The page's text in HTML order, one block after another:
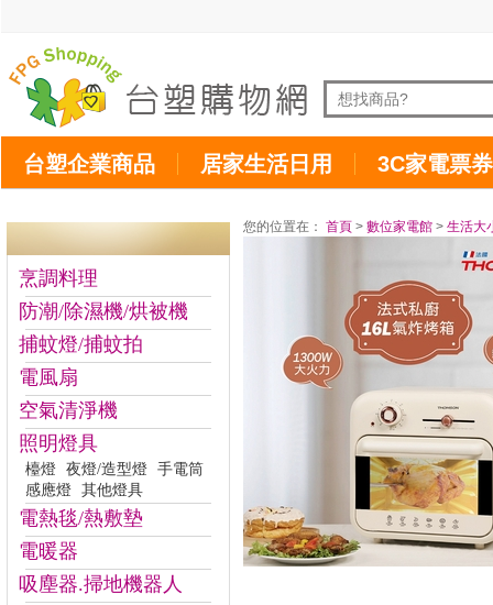
台塑企業商品 居家生活日用 3C家電票券
烹調料理
防潮/除濕機/烘被機
捕蚊燈/捕蚊拍
電風扇
空氣清淨機
照明燈具
檯燈 夜燈/造型燈 手電筒
感應燈 其他燈具
電熱毯/熱敷墊
電暖器
吸塵器.掃地機器人
您的位置在： 首頁 > 數位家電館 > 生活大